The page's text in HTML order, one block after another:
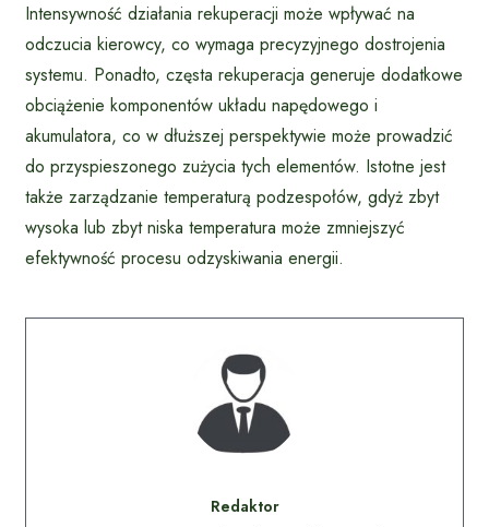
Intensywność działania rekuperacji może wpływać na
odczucia kierowcy, co wymaga precyzyjnego dostrojenia
systemu. Ponadto, częsta rekuperacja generuje dodatkowe
obciążenie komponentów układu napędowego i
akumulatora, co w dłuższej perspektywie może prowadzić
do przyspieszonego zużycia tych elementów. Istotne jest
także zarządzanie temperaturą podzespołów, gdyż zbyt
wysoka lub zbyt niska temperatura może zmniejszyć
efektywność procesu odzyskiwania energii.
Redaktor